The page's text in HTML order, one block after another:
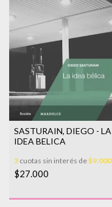
SASTURAIN, DIEGO - LA
IDEA BELICA
3 cuotas sin interés de$9.000
$27.000